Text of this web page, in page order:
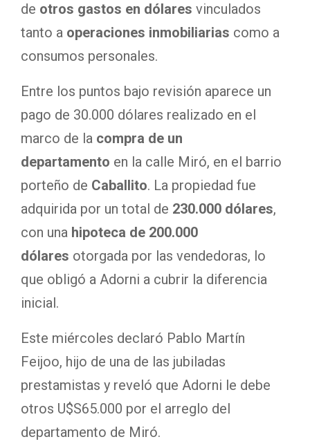
de otros gastos en dólares vinculados
tanto a operaciones inmobiliarias como a
consumos personales.
Entre los puntos bajo revisión aparece un
pago de 30.000 dólares realizado en el
marco de la compra de un
departamento en la calle Miró, en el barrio
porteño de Caballito. La propiedad fue
adquirida por un total de 230.000 dólares,
con una hipoteca de 200.000
dólares otorgada por las vendedoras, lo
que obligó a Adorni a cubrir la diferencia
inicial.
Este miércoles declaró Pablo Martín
Feijoo, hijo de una de las jubiladas
prestamistas y reveló que Adorni le debe
otros U$S65.000 por el arreglo del
departamento de Miró.